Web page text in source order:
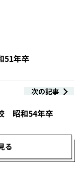
51年卒
次の記事
昭和54年卒
る